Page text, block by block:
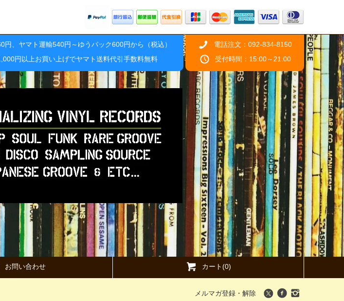
、ヤマト運輸540円～ゆうパック600円から（税込）
円以上お買い上げでヤマト送料代引手数料無料
電話注文：092-834-8150
受付時間：15:00～21:00
お問い合わせ カート(0)
メルマガ登録・解除